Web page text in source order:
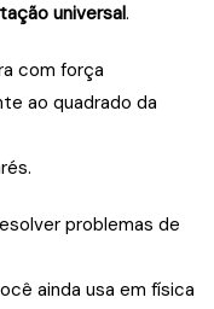
universal.
com força
ao quadrado da
problemas de
ainda usa em física